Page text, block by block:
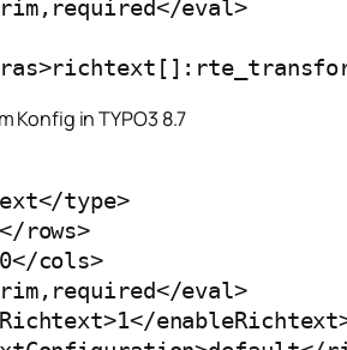
eval>
Konfig in TYPO3 8.7
type>
rows>
cols>
eval>